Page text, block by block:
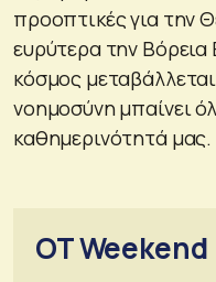
προοπτικές για την
ευρύτερα την
κόσμος
νοημοσύνη μπαίνει
καθημερινότητά μας.
OT Weekend